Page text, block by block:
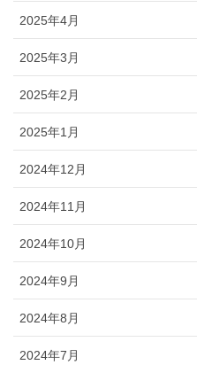
2025年4月
2025年3月
2025年2月
2025年1月
2024年12月
2024年11月
2024年10月
2024年9月
2024年8月
2024年7月